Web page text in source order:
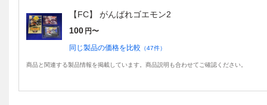
【FC】 がんばれゴエモン2
100 円〜
同じ製品の価格を比較 （47件）
商品と関連する製品情報を掲載しています。商品説明も合わせてご確認ください。